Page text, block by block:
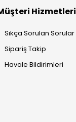
Hizmetleri
Sıkça Sorulan Sorular
Sipariş Takip
Havale Bildirimleri